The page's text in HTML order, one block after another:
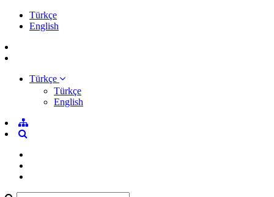
Türkçe
English
Türkçe
Türkçe
English